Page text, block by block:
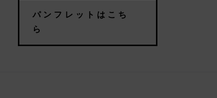
パンフレットはこち
ら